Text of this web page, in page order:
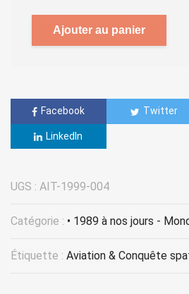
Ajouter au panier
Facebook Twitter
LinkedIn
UGS : AIT-1999-004
Catégorie : • 1989 à nos jours -
Étiquette : Aviation & Conquête